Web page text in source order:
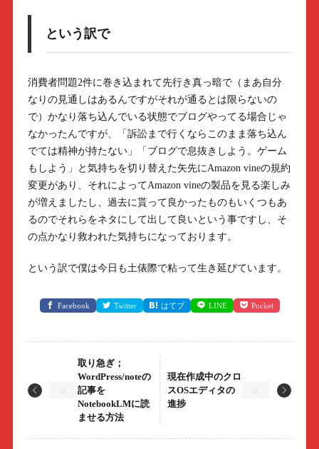
という訳で
消費者問題2件に巻き込まれて先行き真っ暗で（まあ自分
なりの見通しはあるんですがそれが通るとは限らないの
で）かなり落ち込んでいる状態でブログやってる場合じゃ
なかったんですが、「訴訟まで行くならこのまま落ち込ん
でては精神が持たない」「ブログで息抜きしよう。ゲーム
もしよう」と気持ちを切り替えた矢先にAmazon vineの規約
変更があり、それによってAmazon vineの製品を見る楽しみ
が増えましたし、過去に貰って良かったものもいくつもあ
るのでそれらをネタにして出して良いという事ですし、そ
の点かなり救われた気持ちになっております。
という訳で僕は今日も土俵際で粘って生き延びています。
Facebook Twitter はてブ LINE Pocket
取り急ぎ；
WordPress/noteの
記事を
NotebookLMに読
ませる方法
現在作成中のクロ
スOSエディタの
進捗